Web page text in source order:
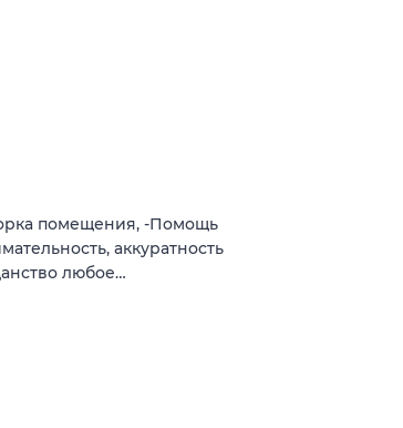
помещения, -Помощь
аккуратность
любое…